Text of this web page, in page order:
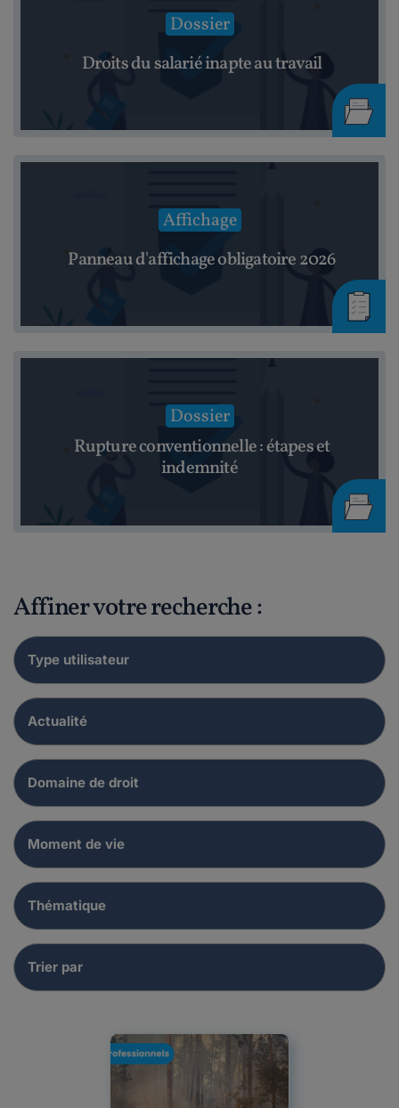
Dossier
Droits du salarié inapte au travail
Affichage
Panneau d'affichage obligatoire 2026
Dossier
Rupture conventionnelle : étapes et
indemnité
Affiner votre recherche :